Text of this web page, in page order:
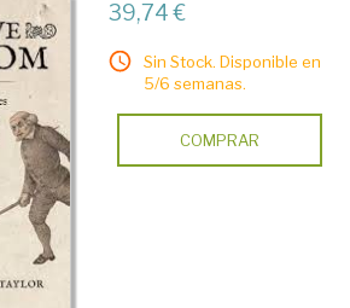
39,74 €
Sin Stock. Disponible en
5/6 semanas.
COMPRAR